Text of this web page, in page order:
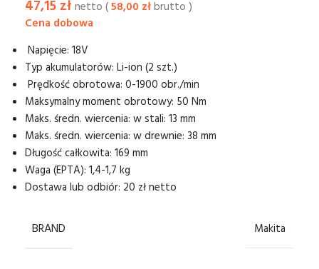
47,15zł netto (58,00 złbrutto )
Napięcie: 18V
Typ akumulatorów: Li-ion (2 szt.)
Prędkość obrotowa: 0-1900 obr./min
Maksymalny moment obrotowy: 50 Nm
Maks. średn. wiercenia: w stali: 13 mm
Maks. średn. wiercenia: w drewnie: 38 mm
Długość całkowita: 169 mm
Waga (EPTA): 1,4-1,7 kg
Dostawa lub odbiór: 20 zł netto
BRAND Makita